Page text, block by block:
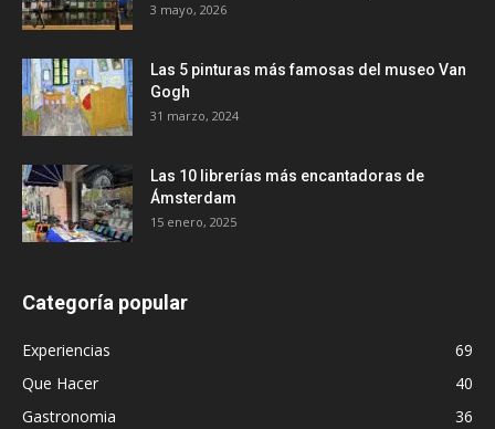
3 mayo, 2026
Las 5 pinturas más famosas del museo Van
Gogh
31 marzo, 2024
Las 10 librerías más encantadoras de
Ámsterdam
15 enero, 2025
Categoría popular
Experiencias
69
Que Hacer
40
Gastronomia
36